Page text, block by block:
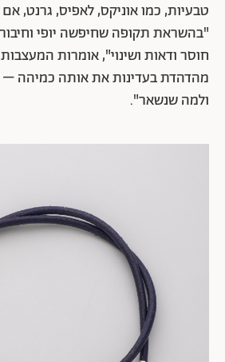
טבעיות, כמו אוניקס, לאפיס, גרנט, אם
"בהשראת תקופה שחיפשה יופי
חוסר ודאות ושינוי", אומרות
מהדהדת בעדינות את אותה כמיהה –
ולמה שנשאר".